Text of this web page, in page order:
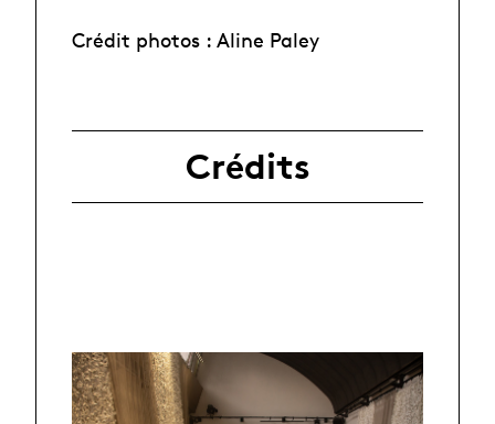
Crédit photos : Aline Paley
Crédits